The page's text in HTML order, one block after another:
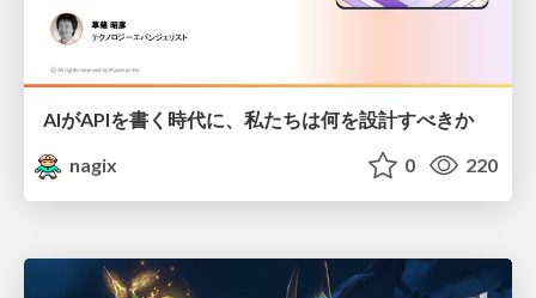
AIがAPIを書く時代に、私たちは何を設計すべきか
nagix
0 220